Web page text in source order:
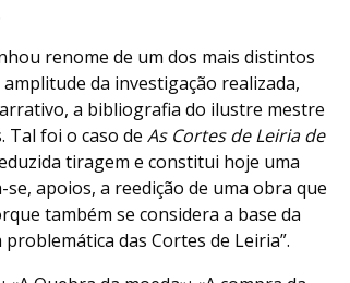
renome de um dos mais distintos
da investigação realizada,
a bibliografia do ilustre mestre
foi o caso de As Cortes de Leiria de
tiragem e constitui hoje uma
apoios, a reedição de uma obra que
também se considera a base da
das Cortes de Leiria”.